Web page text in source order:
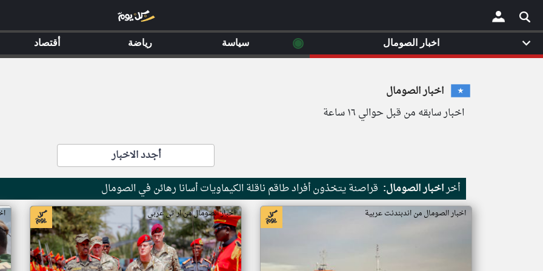
×
اخبار الصومال
اخبار سابقه من قبل حوالي ١٦ ساعة
أجدد الاخبار
أخراخبار الصومال: قراصنة يتخذون أفراد طاقم ناقلة الكيماويات أسانا رهائن في الصومال
اخبار الصومال من اندبندنت عربية اخبار الصومال من ار تي عربي
اخبار الصومال ◉ سياسة رياضة أقتصاد